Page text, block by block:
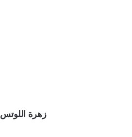
زهرة اللوتس